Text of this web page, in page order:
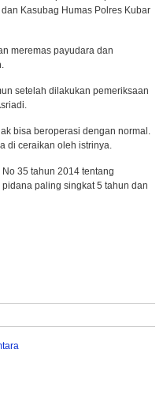
Kasubag Humas Polres Kubar
meremas payudara dan
setelah dilakukan pemeriksaan
bisa beroperasi dengan normal.
di ceraikan oleh istrinya.
35 tahun 2014 tentang
paling singkat 5 tahun dan